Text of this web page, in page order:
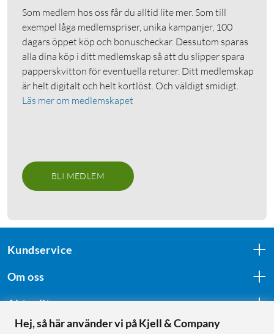
Som medlem hos oss får du alltid lite mer. Som till
exempel låga medlemspriser, unika kampanjer, 100
dagars öppet köp och bonuscheckar. Dessutom sparas
alla dina köp i ditt medlemskap så att du slipper spara
papperskvitton för eventuella returer. Ditt medlemskap
är helt digitalt och helt kortlöst. Och väldigt smidigt.
Läs mer om medlemskapet
BLI MEDLEM
Kundservice
Om oss
Aktuellt
Hej, så här använder vi på Kjell & Company